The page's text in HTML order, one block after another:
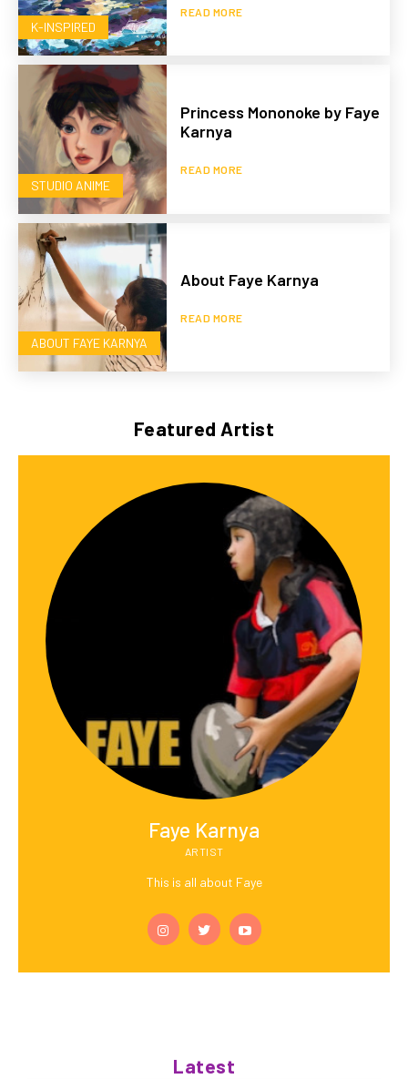
K-INSPIRED
READ MORE
STUDIO ANIME
Princess Mononoke by Faye
Karnya
READ MORE
ABOUT FAYE KARNYA
About Faye Karnya
READ MORE
Featured Artist
Faye Karnya
ARTIST
This is all about Faye
Latest